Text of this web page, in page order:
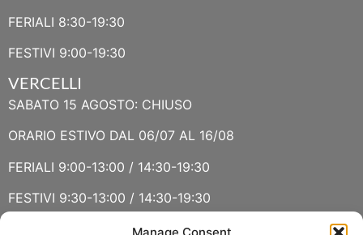
FERIALI 8:30-19:30
FESTIVI 9:00-19:30
VERCELLI
SABATO 15 AGOSTO: CHIUSO
ORARIO ESTIVO DAL 06/07 AL 16/08
FERIALI 9:00-13:00 / 14:30-19:30
FESTIVI 9:30-13:00 / 14:30-19:30